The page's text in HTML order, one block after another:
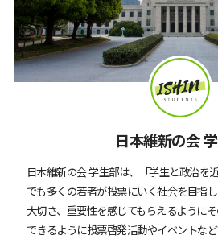
日本維新の会
日本維新の会 学生部は、「学生と政治を
でも多くの若者が投票にいく社会を目指
大切さ、重要性を感じてもらえるように
できるように投票啓発活動やイベントな